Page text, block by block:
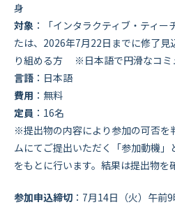
身
対象 ：「インタラクティブ・ティ
たは、2026年7月22日までに修了見
り組める方 ※日本語で円滑なコ
言語 ：日本語
費用 ： 無料
定員 ：16名
※提出物の内容により参加の可否を
ムにてご提出いただく「参加動機」
をもとに行います。結果は提出物を
参加申込締切 ：7月14日（火）午前9